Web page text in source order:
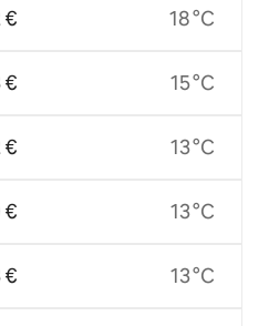
€
€
€
€
€
18 °C
15 °C
13 °C
13 °C
13 °C